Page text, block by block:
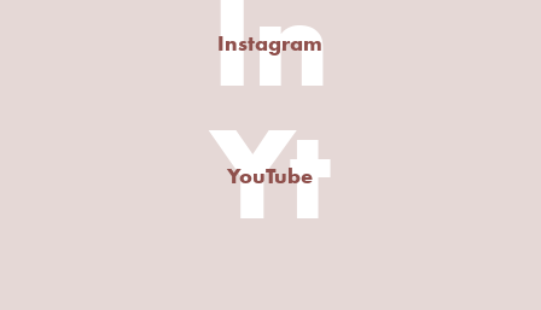
In
Instagram
Yt
YouTube